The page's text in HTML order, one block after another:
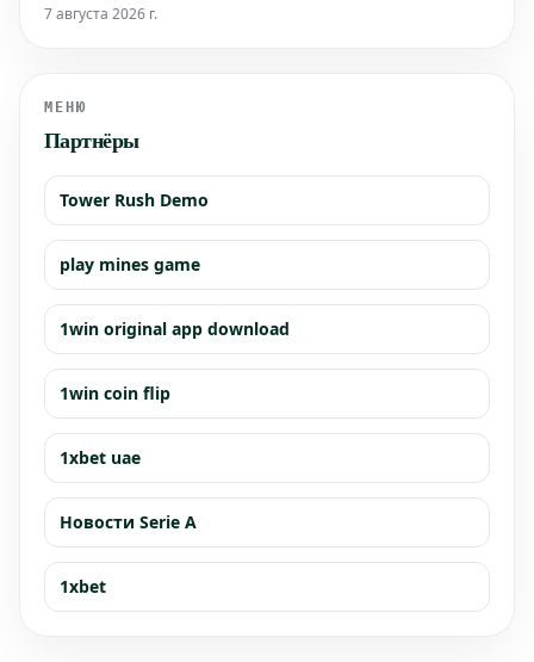
российского вмешательства. После Эдуара Филиппа и
7 августа 2026 г.
МЕНЮ
Партнёры
Tower Rush Demo
play mines game
1win original app download
1win coin flip
1xbet uae
Новости Serie A
1xbet